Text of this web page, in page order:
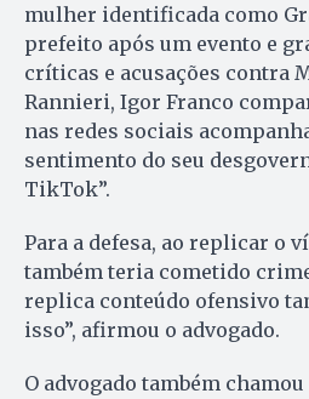
mulher identificada como
prefeito após um evento e
críticas e acusações contra
Rannieri, Igor Franco
nas redes sociais
sentimento do seu
TikTok”.
Para a defesa, ao replicar o
também teria cometido
replica conteúdo ofensivo
isso”, afirmou o advogado.
O advogado também